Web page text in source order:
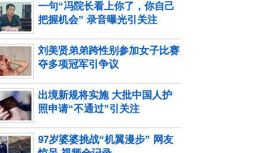
一句“冯院长看上你了，你自己
把握机会” 录音曝光引关注
刘美贤弟弟跨性别参加女子比赛
夺多项冠军引争议
出境新规将实施 大批中国人护
照申请“不通过”引关注
97岁婆婆挑战“机翼漫步” 网友